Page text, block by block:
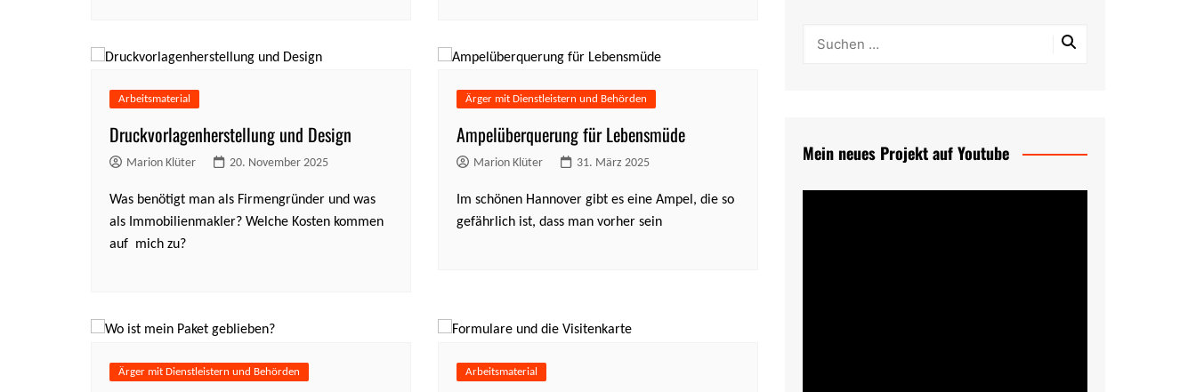
Arbeitsmaterial
Druckvorlagenherstellung und Design
Marion Klüter 20. November 2025
Was benötigt man als Firmengründer und was
als Immobilienmakler? Welche Kosten kommen
auf mich zu?
Ärger mit Dienstleistern und Behörden
Ampelüberquerung für Lebensmüde
Marion Klüter 31. März 2025
Im schönen Hannover gibt es eine Ampel, die so
gefährlich ist, dass man vorher sein
Ärger mit Dienstleistern und Behörden Arbeitsmaterial
Mein neues Projekt auf Youtube